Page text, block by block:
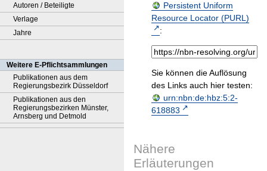
Autoren / Beteiligte
Verlage
Jahre
Weitere E-Pflichtsammlungen
Publikationen aus dem
Regierungsbezirk Düsseldorf
Publikationen aus den
Regierungsbezirken Münster,
Arnsberg und Detmold
Persistent Uniform
Resource Locator (PURL)
:
Sie können die Auflösung
des Links auch hier testen:
urn:nbn:de:hbz:5:2-
618883
Nähere
Erläuterungen